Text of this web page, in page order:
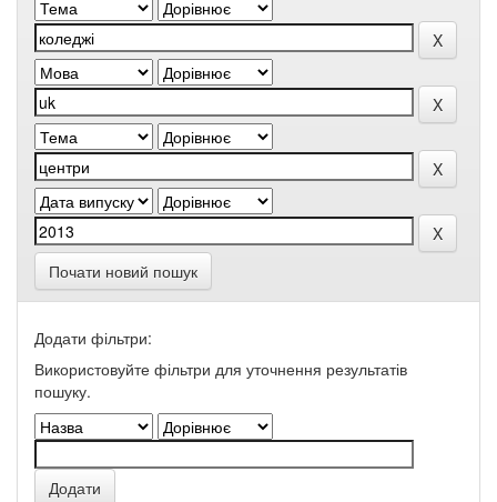
Почати новий пошук
Додати фільтри:
Використовуйте фільтри для уточнення результатів
пошуку.